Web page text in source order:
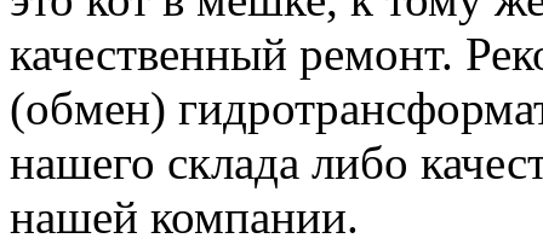
качественный ремонт.
(обмен)
нашего склада либо
нашей компании.